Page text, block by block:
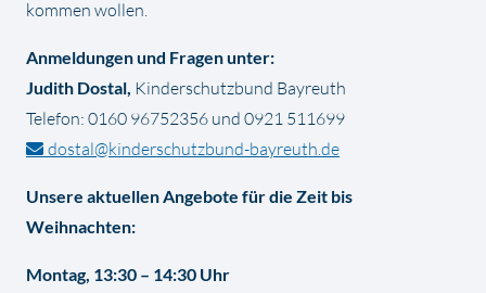
kommen wollen.
Anmeldungen und Fragen unter:
Judith Dostal, Kinderschutzbund Bayreuth
Telefon: 0160 96752356 und 0921 511699
dostal@kinderschutzbund-bayreuth.de
Unsere aktuellen Angebote für die Zeit bis
Weihnachten:
Montag, 13:30 – 14:30 Uhr